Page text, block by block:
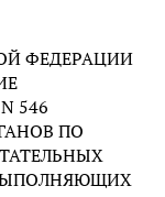
ФЕДЕРАЦИИ
546
ПО